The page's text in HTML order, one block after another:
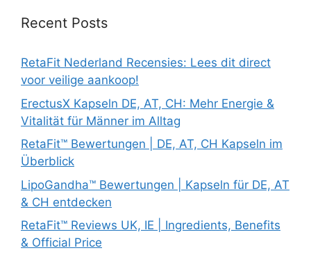
Recent Posts
RetaFit Nederland Recensies: Lees dit direct
voor veilige aankoop!
ErectusX Kapseln DE, AT, CH: Mehr Energie &
Vitalität für Männer im Alltag
RetaFit™ Bewertungen | DE, AT, CH Kapseln im
Überblick
LipoGandha™ Bewertungen | Kapseln für DE, AT
& CH entdecken
RetaFit™ Reviews UK, IE | Ingredients, Benefits
& Official Price